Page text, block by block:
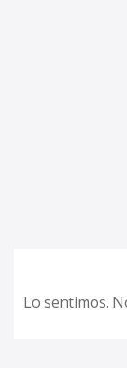
Lo sentimos.